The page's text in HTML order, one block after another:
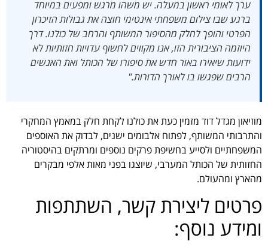
ערך לאומי ראשון במעלה. יש משהו מרגש ומפעים במיוחד
ברגע שבו צילום משפחתי אינטימי חוצה את גבולות הזיכרון
הפרטי והופך לחלק מהסיפור המשותף והרחב של כולנו. דרך
היוזמה הציבורית הזו, אנו מקווים לחשוף עדויות חזותיות לא
ידועות שיאירו באור חדש את סיפורו של הכותל ואת האנשים
הרבים שפגשו בו לאורך הדורות."
מוזיאון מגדל דוד מזמין כעת את כולנו לקחת חלק במאמץ המחקרי
והתרבותי המשותף, לפתוח אלבומים ישנים, לבדוק את האוספים
המשפחתיים ולסייע בחשיפת פרקים נוספים ומרתקים בהיסטוריה
החזותית של הכותל המערבי, שיוצגו בפני מאות אלפי מבקרים
מהארץ ומהעולם.
פרטים ליצירת קשר, השתתפות
ומידע נוסף: